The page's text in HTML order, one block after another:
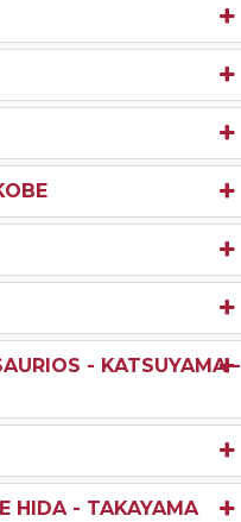
- KATSUYAMA -
HIDA - TAKAYAMA